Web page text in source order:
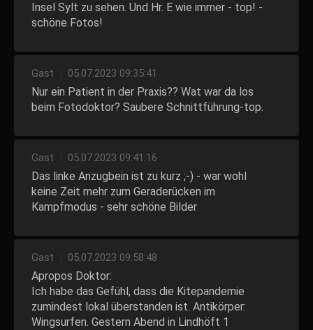
Insel Sylt zu sehen. Und Hr. E wie immer - top! -
schöne Fotos!
Gast 05.07.2023 09:35:41
Nur ein Patient in der Praxis?? Wat war da los
beim Fotodoktor? Saubere Schnittführung-top.
Gast 05.07.2023 09:41:16
Das linke Anzugbein ist zu kurz ;-) - war wohl
keine Zeit mehr zum Geraderücken im
Kampfmodus - sehr schöne Bilder
Gast 05.07.2023 09:58:48
Apropos Doktor:
Ich habe das Gefühl, dass die Kitepandemie
zumindest lokal überstanden ist. Antikörper:
Wingsurfen. Gestern Abend in Lindhöft 1